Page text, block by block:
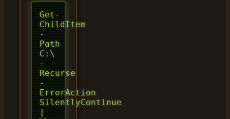
Get-
ChildItem
-
Path
C:\
-
Recurse
-
ErrorAction
SilentlyContinue
|